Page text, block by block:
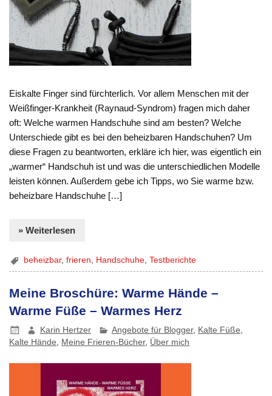
Eiskalte Finger sind fürchterlich. Vor allem Menschen mit der
Weißfinger-Krankheit (Raynaud-Syndrom) fragen mich daher
oft: Welche warmen Handschuhe sind am besten? Welche
Unterschiede gibt es bei den beheizbaren Handschuhen? Um
diese Fragen zu beantworten, erkläre ich hier, was eigentlich ein
„warmer“ Handschuh ist und was die unterschiedlichen Modelle
leisten können. Außerdem gebe ich Tipps, wo Sie warme bzw.
beheizbare Handschuhe […]
» Weiterlesen
beheizbar,frieren Handschuhe ,Testberichte
Meine Broschüre: Warme Hände –
Warme Füße – Warmes Herz
Karin Hertzer Angebote für Blogger, Kalte Füße
Kalte Hände, Meine Frieren-Bücher, Über mich